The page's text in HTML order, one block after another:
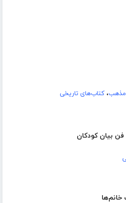
مذهب، کتاب‌های تاریخی
فن بیان کودکان
خانم‌ها